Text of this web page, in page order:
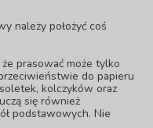
należy położyć coś
prasować może tylko
do papieru
kolczyków oraz
się również
podstawowych. Nie